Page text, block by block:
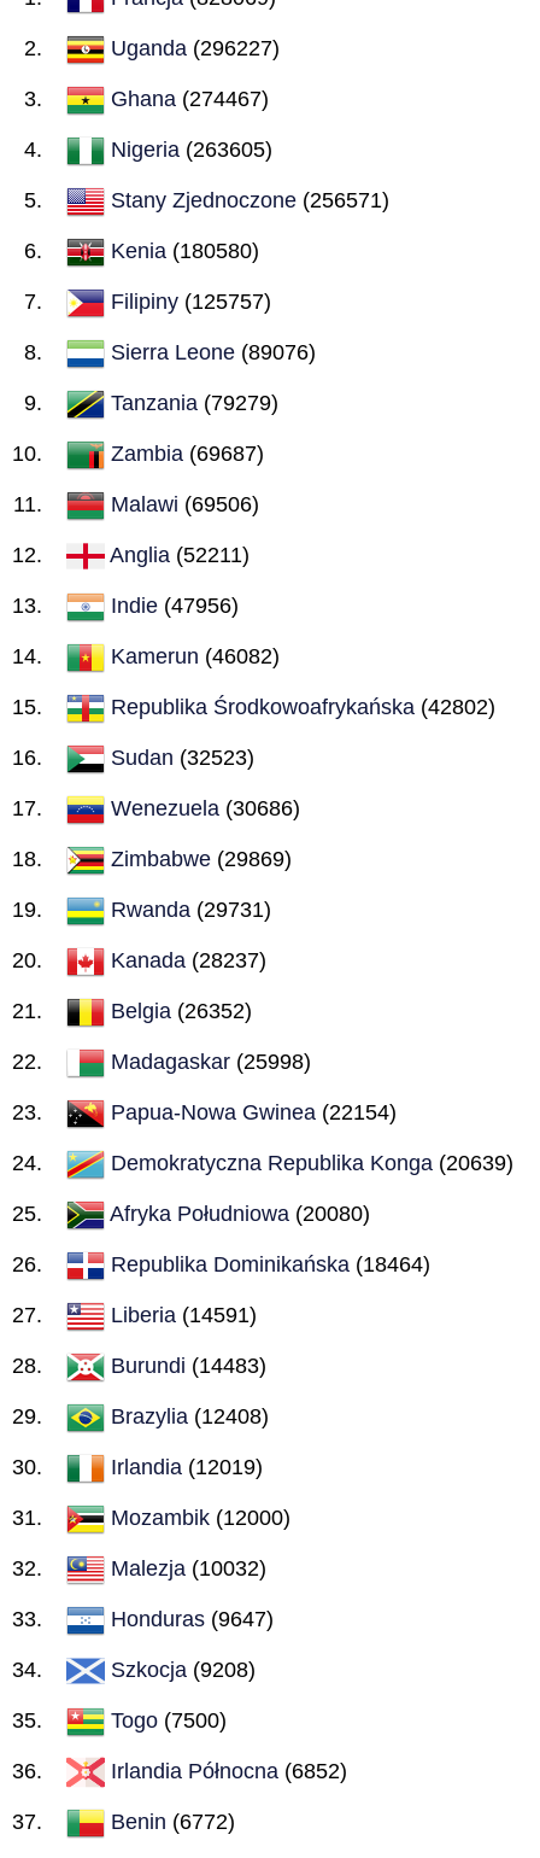
Uganda (296227)
Ghana (274467)
Nigeria (263605)
Stany Zjednoczone (256571)
Kenia (180580)
Filipiny (125757)
Sierra Leone (89076)
Tanzania (79279)
Zambia (69687)
Malawi (69506)
Anglia (52211)
Indie (47956)
Kamerun (46082)
Republika Środkowoafrykańska (42802)
Sudan (32523)
Wenezuela (30686)
Zimbabwe (29869)
Rwanda (29731)
Kanada (28237)
Belgia (26352)
Madagaskar (25998)
Papua-Nowa Gwinea (22154)
Demokratyczna Republika Konga (20639)
Afryka Południowa (20080)
Republika Dominikańska (18464)
Liberia (14591)
Burundi (14483)
Brazylia (12408)
Irlandia (12019)
Mozambik (12000)
Malezja (10032)
Honduras (9647)
Szkocja (9208)
Togo (7500)
Irlandia Północna (6852)
Benin (6772)